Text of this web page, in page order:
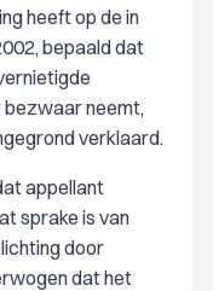
heeft op de in
bepaald dat
bezwaar neemt,
verklaard.
appellant
sprake is van
door
dat het